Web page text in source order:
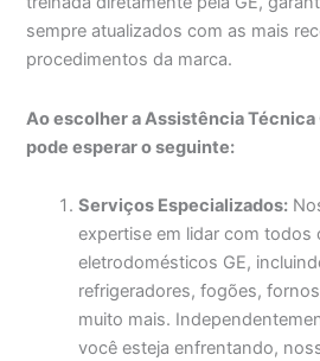
sempre atualizados com as mais
procedimentos da marca.
Ao escolher a Assistência Técnica
pode esperar o seguinte:
Serviços Especializados:
expertise em lidar com todos
eletrodomésticos GE,
refrigeradores, fogões,
muito mais.
você esteja enfrentando,